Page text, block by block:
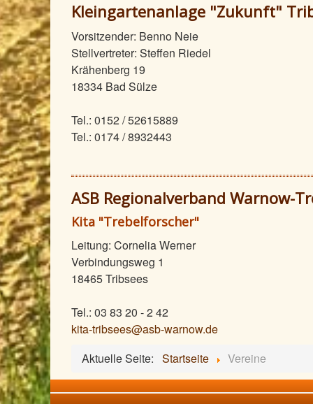
Kleingartenanlage "Zukunft"
Vorsitzender: Benno Neie
Stellvertreter: Steffen Riedel
Krähenberg 19
18334 Bad Sülze
Tel.: 0152 / 52615889
Tel.: 0174 / 8932443
ASB Regionalverband Warnow-
Kita "Trebelforscher"
Leitung: Cornelia Werner
Verbindungsweg 1
18465 Tribsees
Tel.: 03 83 20 - 2 42
kita-tribsees@asb-warnow.de
Aktuelle Seite: Startseite Vereine